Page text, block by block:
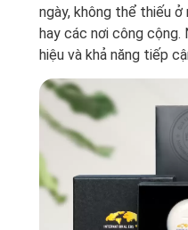
ngày, không thể thiếu
hay các nơi công cộng.
hiệu và khả năng tiếp